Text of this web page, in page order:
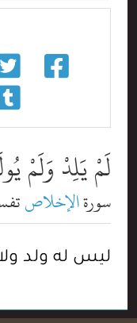
لَمْ يَلِدْ وَلَمْ
سورةالإخلاص
ليس له ولد